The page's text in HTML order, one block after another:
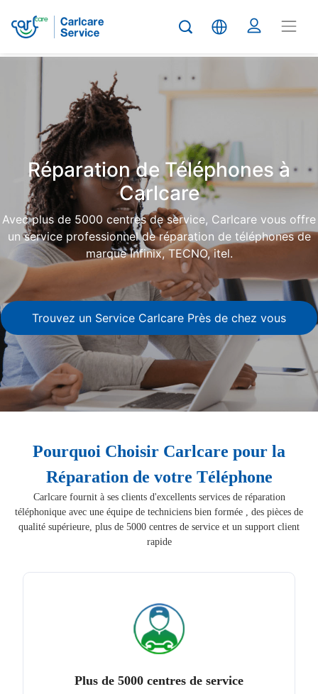
Carlcare
Phone
repair
Réparation de Téléphones à
Carlcare
Avec plus de 5000 centres de service, Carlcare vous offre
un service professionnel de réparation de téléphones de
marque Infinix, TECNO, itel.
Trouvez un Service Carlcare Près de chez vous
Pourquoi Choisir Carlcare pour la
Réparation de votre Téléphone
Carlcare fournit à ses clients d'excellents services de réparation
téléphonique avec une équipe de techniciens bien formée , des pièces de
qualité supérieure, plus de 5000 centres de service et un support client
rapide
Plus de 5000 centres de service